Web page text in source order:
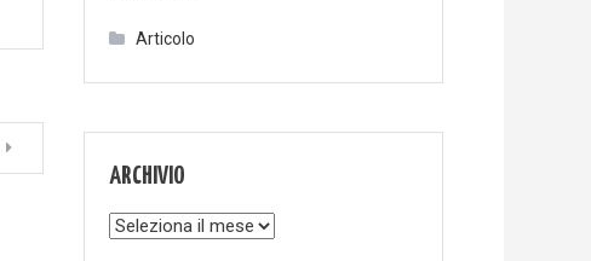
Articolo
ARCHIVIO
Archivio